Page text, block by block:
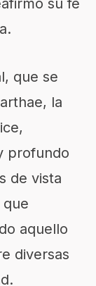
que se
la
profundo
de vista
que
aquello
diversas